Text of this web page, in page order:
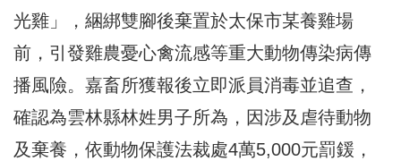
光雞」，綑綁雙腳後棄置於太保市某養雞場
前，引發雞農憂心禽流感等重大動物傳染病傳
播風險。嘉畜所獲報後立即派員消毒並追查，
確認為雲林縣林姓男子所為，因涉及虐待動物
及棄養，依動物保護法裁處4萬5,000元罰鍰，